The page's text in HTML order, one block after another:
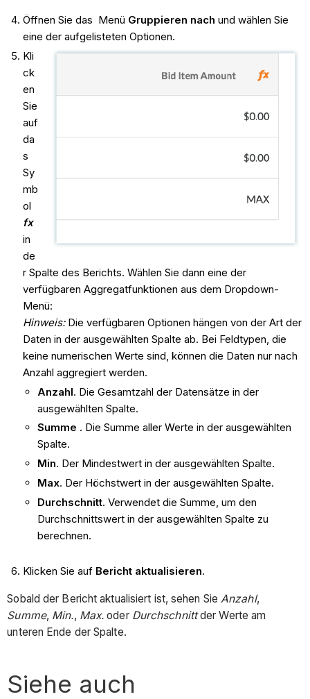
Öffnen Sie das Menü Gruppieren nach und wählen Sie
eine der aufgelisteten Optionen.
Kli
ck
en
Sie
auf
da
s
Sy
mb
ol
fx
in
de
r Spalte des Berichts. Wählen Sie dann eine der
verfügbaren Aggregatfunktionen aus dem Dropdown-
Menü:
Hinweis:Die verfügbaren Optionen hängen von der Art der
Daten in der ausgewählten Spalte ab. Bei Feldtypen, die
keine numerischen Werte sind, können die Daten nur nach
Anzahl aggregiert werden.
Anzahl. Die Gesamtzahl der Datensätze in der
ausgewählten Spalte.
Summe . Die Summe aller Werte in der ausgewählten
Spalte.
Min. Der Mindestwert in der ausgewählten Spalte.
Max. Der Höchstwert in der ausgewählten Spalte.
Durchschnitt. Verwendet die Summe, um den
Durchschnittswert in der ausgewählten Spalte zu
berechnen.
Klicken Sie auf Bericht aktualisieren.
Sobald der Bericht aktualisiert ist, sehen SieAnzahl,
Summe, Min., Max. oder Durchschnittder Werte am
unteren Ende der Spalte.
Siehe auch